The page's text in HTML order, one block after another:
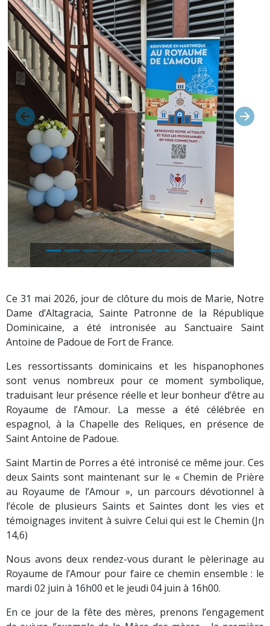
Ce 31 mai 2026, jour de clôture du mois de Marie, Notre
Dame d’Altagracia, Sainte Patronne de la République
Dominicaine, a été intronisée au Sanctuaire Saint
Antoine de Padoue de Fort de France.
Les ressortissants dominicains et les hispanophones
sont venus nombreux pour ce moment symbolique,
traduisant leur présence réelle et leur bonheur d’être au
Royaume de l’Amour. La messe a été célébrée en
espagnol, à la Chapelle des Reliques, en présence de
Saint Antoine de Padoue.
Saint Martin de Porres a été intronisé ce même jour. Ces
deux Saints sont maintenant sur le « Chemin de Prière
au Royaume de l’Amour », un parcours dévotionnel à
l’école de plusieurs Saints et Saintes dont les vies et
témoignages invitent à suivre Celui qui est le Chemin (Jn
14,6)
mardi 02 juin à 16h00 et le jeudi 04 juin à 16h00.
En ce jour de la fête des mères, prenons l’engagement
de suivre l’exemple de la Mère des mères… la première
NB - Programme du Pèlerinage au Royaume de l’Amour :
https://terressainville.eglisemartinique.fr/2051-
programme-liturgique.htm